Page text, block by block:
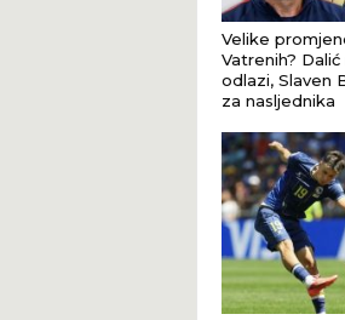
Velike
Vatrenih?
odlazi, Slaven
za nasljednika